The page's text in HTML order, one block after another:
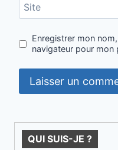
Site
Enregistrer mon
navigateur pour mon
QUI SUIS-JE ?